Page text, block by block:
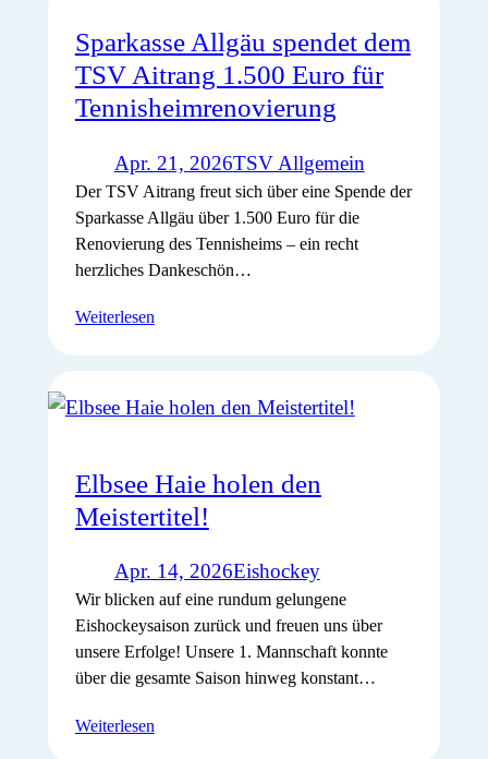
Sparkasse Allgäu spendet dem
TSV Aitrang 1.500 Euro für
Tennisheimrenovierung
Apr. 21, 2026TSV Allgemein
Der TSV Aitrang freut sich über eine Spende der
Sparkasse Allgäu über 1.500 Euro für die
Renovierung des Tennisheims – ein recht
herzliches Dankeschön…
Weiterlesen
Elbsee Haie holen den
Meistertitel!
Apr. 14, 2026Eishockey
Wir blicken auf eine rundum gelungene
Eishockeysaison zurück und freuen uns über
unsere Erfolge! Unsere 1. Mannschaft konnte
über die gesamte Saison hinweg konstant…
Weiterlesen